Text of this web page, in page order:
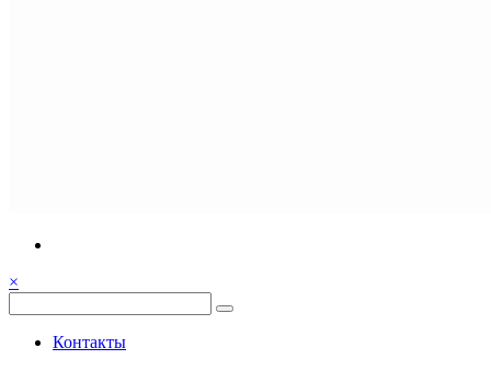
Весёлый и здоровый образ
жизни
Семья, общение, здоровье.
×
Весёлый и здоровый образ жизни
Контакты